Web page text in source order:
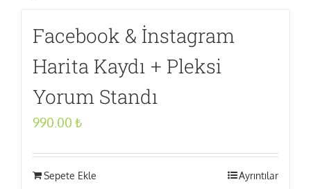
Facebook & İnstagram
Harita Kaydı + Pleksi
Yorum Standı
990.00 ₺
Sepete Ekle Ayrıntılar